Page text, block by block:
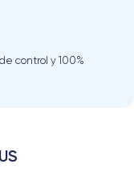
control y 100%